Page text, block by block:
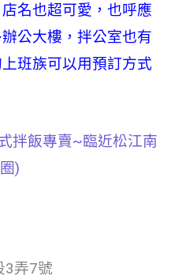
名也超可愛，也呼應
公大樓，拌公室也有
班族可以用預訂方式
拌飯專賣~臨近松江南
)
3弄7號